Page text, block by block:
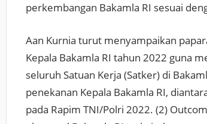
perkembangan Bakamla RI sesuai
Aan Kurnia turut menyampaikan
Kepala Bakamla RI tahun 2022 guna
seluruh Satuan Kerja (Satker) di
penekanan Kepala Bakamla RI,
pada Rapim TNI/Polri 2022. (2)